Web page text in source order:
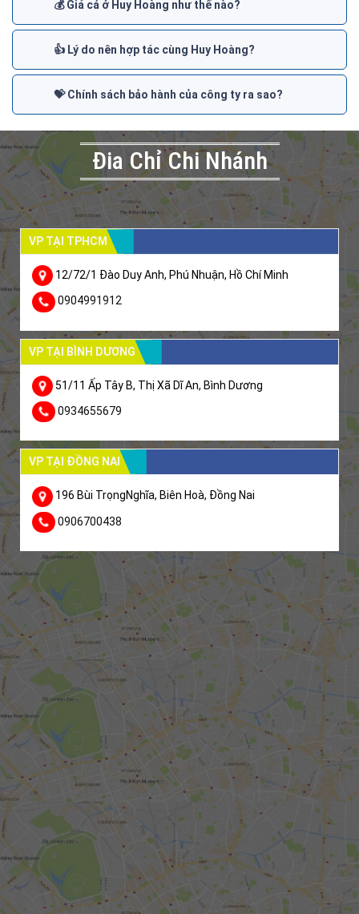
💰 Giá cả ở Huy Hoàng như thế nào?
👍 Lý do nên hợp tác cùng Huy Hoàng?
💝 Chính sách bảo hành của công ty ra sao?
Đia Chỉ Chi Nhánh
VP TẠI TPHCM
12/72/1 Đào Duy Anh, Phú Nhuận, Hồ Chí Minh
0904991912
VP TẠI BÌNH DƯƠNG
51/11 Ấp Tây B, Thị Xã Dĩ An, Bình Dương
0934655679
VP TẠI ĐỒNG NAI
196 Bùi TrọngNghĩa, Biên Hoà, Đồng Nai
0906700438